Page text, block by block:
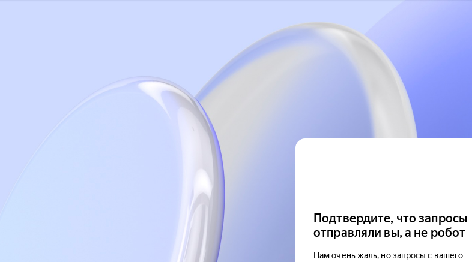
Подтвердите, что запросы
отправляли вы, а не робот
Нам очень жаль, но запросы с вашего